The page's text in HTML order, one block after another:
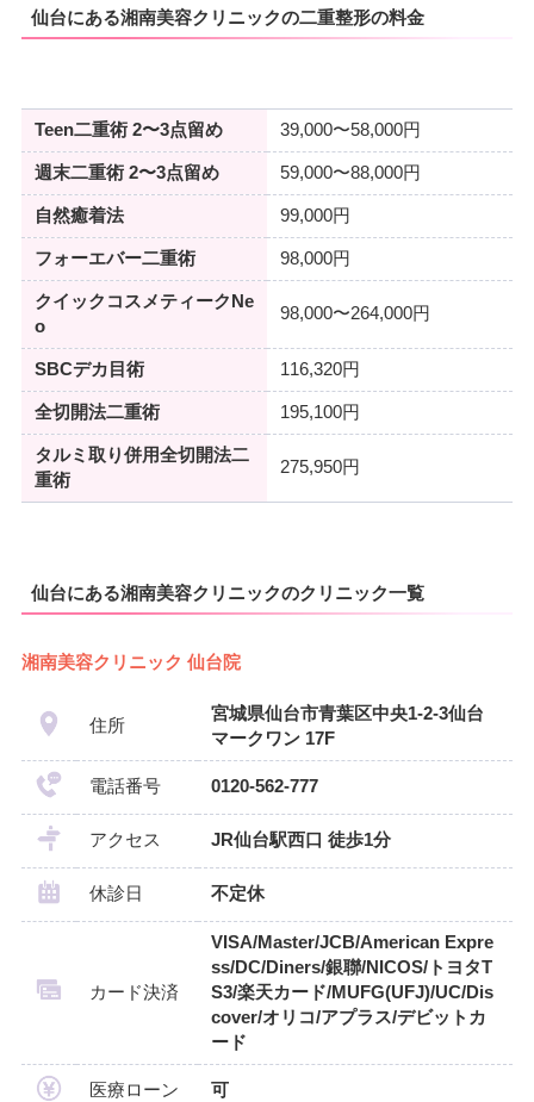
仙台にある湘南美容クリニックの二重整形の料金
Teen二重術 2〜3点留め 39,000〜58,000円
週末二重術 2〜3点留め 59,000〜88,000円
自然癒着法 99,000円
フォーエバー二重術 98,000円
クイックコスメティークNe
o
98,000〜264,000円
SBCデカ目術 116,320円
全切開法二重術 195,100円
タルミ取り併用全切開法二
重術
275,950円
仙台にある湘南美容クリニックのクリニック一覧
湘南美容クリニック 仙台院
住所
宮城県仙台市青葉区中央1‐2‐3仙台
マークワン 17F
電話番号 0120-562-777
アクセス JR仙台駅西口 徒歩1分
休診日 不定休
カード決済
VISA/Master/JCB/American Expre
ss/DC/Diners/銀聯/NICOS/トヨタT
S3/楽天カード/MUFG(UFJ)/UC/Dis
cover/オリコ/アプラス/デビットカ
ード
医療ローン 可